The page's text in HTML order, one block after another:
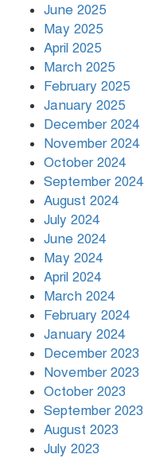
June 2025
May 2025
April 2025
March 2025
February 2025
January 2025
December 2024
November 2024
October 2024
September 2024
August 2024
July 2024
June 2024
May 2024
April 2024
March 2024
February 2024
January 2024
December 2023
November 2023
October 2023
September 2023
August 2023
July 2023